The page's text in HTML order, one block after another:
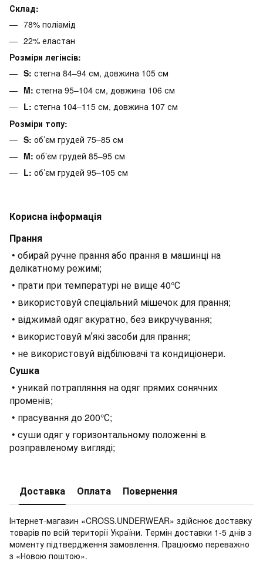
Склад:
78% поліамід
22% еластан
Розміри легінсів:
S: стегна 84–94 см, довжина 105 см
M: стегна 95–104 см, довжина 106 см
L: стегна 104–115 см, довжина 107 см
Розміри топу:
S: об’єм грудей 75–85 см
M: об’єм грудей 85–95 см
L: об’єм грудей 95–105 см
Корисна інформація
Прання
• обирай ручне прання або прання в машинці на
делікатному режимі;
• прати при температурі не вище 40°С
• використовуй спеціальний мішечок для прання;
• віджимай одяг акуратно, без викручування;
• використовуй мʼякі засоби для прання;
• не використовуй відбілювачі та кондиціонери.
Сушка
• уникай потрапляння на одяг прямих сонячних
променів;
• прасування до 200°С;
• суши одяг у горизонтальному положенні в
розправленому вигляді;
Доставка Оплата Повернення
Інтернет-магазин «CROSS.UNDERWEAR» здійснює доставку
товарів по всій території України. Термін доставки 1-5 днів з
моменту підтвердження замовлення. Працюємо переважно
з «Новою поштою».